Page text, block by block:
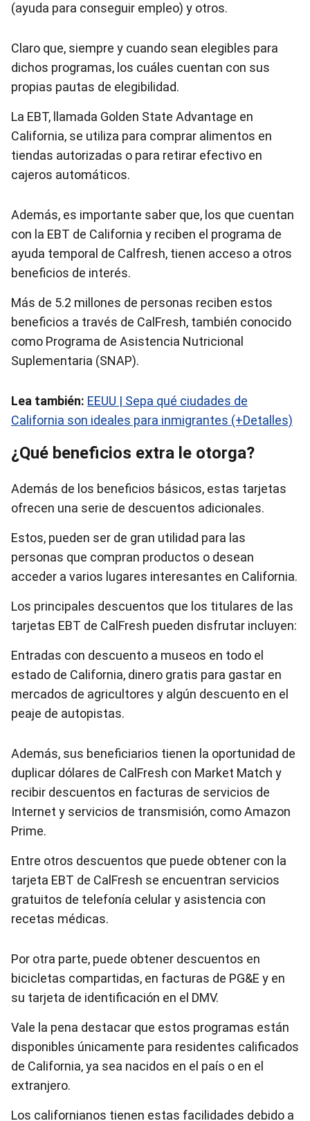
(ayuda para conseguir empleo) y otros.
Claro que, siempre y cuando sean elegibles para
dichos programas, los cuáles cuentan con sus
propias pautas de elegibilidad.
La EBT, llamada Golden State Advantage en
California, se utiliza para comprar alimentos en
tiendas autorizadas o para retirar efectivo en
cajeros automáticos.
Además, es importante saber que, los que cuentan
con la EBT de California y reciben el programa de
ayuda temporal de Calfresh, tienen acceso a otros
beneficios de interés.
Más de 5.2 millones de personas reciben estos
beneficios a través de CalFresh, también conocido
como Programa de Asistencia Nutricional
Suplementaria (SNAP).
Lea también: EEUU | Sepa qué ciudades de
California son ideales para inmigrantes (+Detalles)
¿Qué beneficios extra le otorga?
Además de los beneficios básicos, estas tarjetas
ofrecen una serie de descuentos adicionales.
Estos, pueden ser de gran utilidad para las
personas que compran productos o desean
acceder a varios lugares interesantes en California.
Los principales descuentos que los titulares de las
tarjetas EBT de CalFresh pueden disfrutar incluyen:
Entradas con descuento a museos en todo el
estado de California, dinero gratis para gastar en
mercados de agricultores y algún descuento en el
peaje de autopistas.
Además, sus beneficiarios tienen la oportunidad de
duplicar dólares de CalFresh con Market Match y
recibir descuentos en facturas de servicios de
Internet y servicios de transmisión, como Amazon
Prime.
Entre otros descuentos que puede obtener con la
tarjeta EBT de CalFresh se encuentran servicios
gratuitos de telefonía celular y asistencia con
recetas médicas.
Por otra parte, puede obtener descuentos en
bicicletas compartidas, en facturas de PG&E y en
su tarjeta de identificación en el DMV.
Vale la pena destacar que estos programas están
disponibles únicamente para residentes calificados
de California, ya sea nacidos en el país o en el
extranjero.
Los californianos tienen estas facilidades debido a